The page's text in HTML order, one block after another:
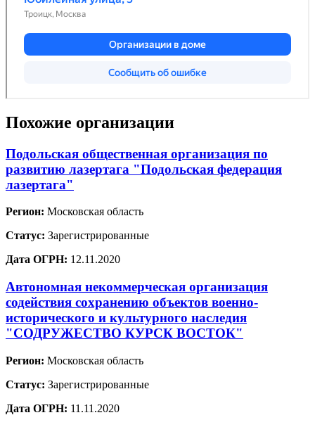
Похожие организации
Подольская общественная организация по
развитию лазертага "Подольская федерация
лазертага"
Регион: Московская область
Статус: Зарегистрированные
Дата ОГРН: 12.11.2020
Автономная некоммерческая организация
содействия сохранению объектов военно-
исторического и культурного наследия
"СОДРУЖЕСТВО КУРСК ВОСТОК"
Регион: Московская область
Статус: Зарегистрированные
Дата ОГРН: 11.11.2020